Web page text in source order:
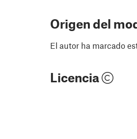
Origen del
El autor ha marcado
Licencia